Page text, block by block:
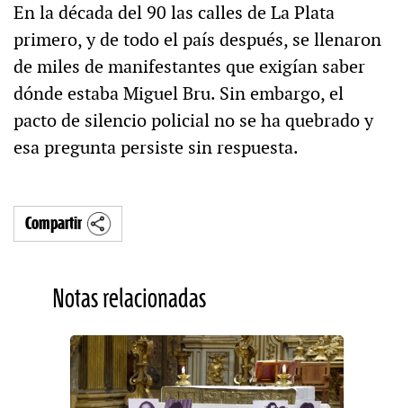
En la década del 90 las calles de La Plata
primero, y de todo el país después, se llenaron
de miles de manifestantes que exigían saber
dónde estaba Miguel Bru. Sin embargo, el
pacto de silencio policial no se ha quebrado y
esa pregunta persiste sin respuesta.
Compartir
Notas relacionadas